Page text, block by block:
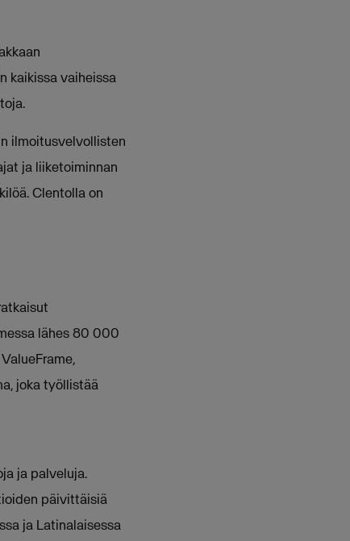
kaikissa vaiheissa
ilmoitusvelvollisten
ja liiketoiminnan
Clentolla on
lähes 80 000
joka työllistää
ja palveluja.
päivittäisiä
ja Latinalaisessa